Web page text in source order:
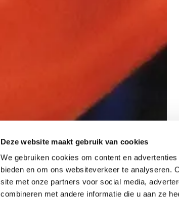
Deze website maakt gebruik van cookies
We gebruiken cookies om content en
bieden en om ons websiteverkeer te analyseren.
site met onze partners voor social media,
combineren met andere informatie die u aan ze